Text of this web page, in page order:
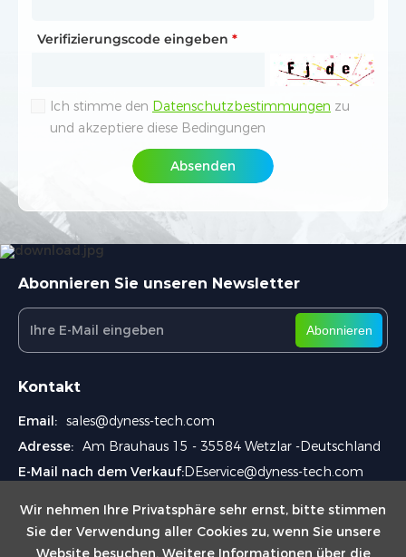
Wir nehmen Ihre Privatsphäre sehr ernst, bitte stimmen
Sie der Verwendung aller Cookies zu, wenn Sie unsere
Website besuchen. Weitere Informationen über die
Verifizierungscode eingeben *
Ich stimme den Datenschutzbestimmungen zu
und akzeptiere diese Bedingungen
Absenden
Telefonnummer*
Ihre Anfrage
Interessiertes Produkt*
Beschreibung / Anforderung
Wie erreichen wir Sie am besten?*
Wie sind Sie auf Dyness aufmerksam geworden?
Verifizierungscode eingeben *
Verifizierungscode eingeben*
Ich stimme den Datenschutzbestimmungen
Absenden
Abonnieren Sie unseren Newsletter
Abonnieren
Kontakt
Email: sales@dyness-tech.com
Adresse: Am Brauhaus 15 - 35584 Wetzlar -Deutschland
E-Mail nach dem Verkauf:DEservice@dyness-tech.com